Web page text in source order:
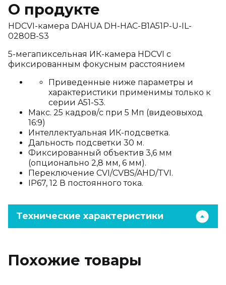
О продукте
HDCVI-камера DAHUA DH-HAC-B1A51P-U-IL-
0280B-S3
5-мегапиксельная ИК-камера HDCVI с
фиксированным фокусным расстоянием
Приведенные ниже параметры и
характеристики применимы только к
серии A51-S3.
Макс. 25 кадров/с при 5 Мп (видеовыход
16:9)
Интеллектуальная ИК-подсветка.
Дальность подсветки 30 м.
Фиксированный объектив 3,6 мм
(опционально 2,8 мм, 6 мм).
Переключение CVI/CVBS/AHD/TVI.
IP67, 12 В постоянного тока.
Технические характеристики
Похожие товары